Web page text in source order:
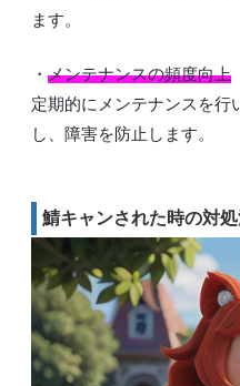
ます。
・ メンテナンスの頻度向上
定期的にメンテナンスを行
し、障害を防止します。
鯖キャンされた時の対